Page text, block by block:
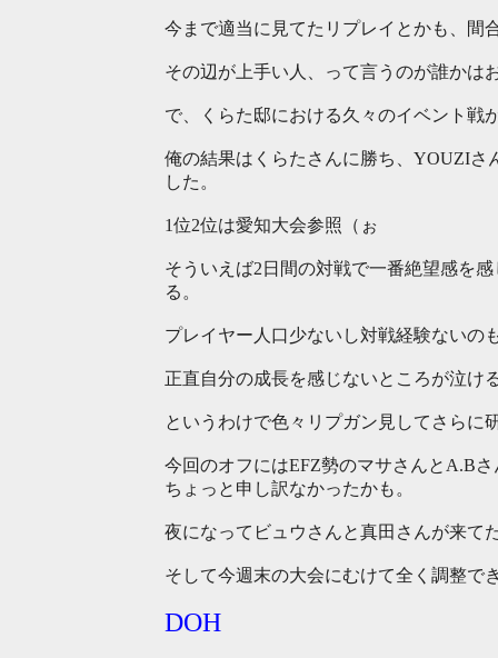
今まで適当に見てたリプレイとかも、間
その辺が上手い人、って言うのが誰かは
で、くらた邸における久々のイベント戦
俺の結果はくらたさんに勝ち、YOUZI
した。
1位2位は愛知大会参照（ぉ
そういえば2日間の対戦で一番絶望感を
る。
プレイヤー人口少ないし対戦経験ないの
正直自分の成長を感じないところが泣け
というわけで色々リプガン見してさらに
今回のオフにはEFZ勢のマサさんとA.B
ちょっと申し訳なかったかも。
夜になってビュウさんと真田さんが来て
そして今週末の大会にむけて全く調整で
DOH